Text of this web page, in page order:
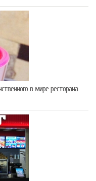
в мире ресторана